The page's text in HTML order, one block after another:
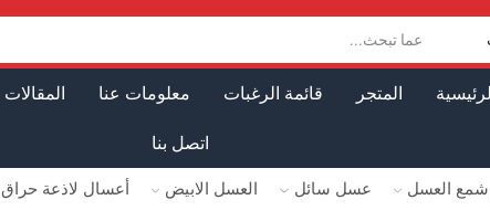
المتجر قائمة الرغبات معلومات عنا المقالات
اتصل بنا
شمع العسل عسل سائل العسل الابيض أعسال لاذعة حراق